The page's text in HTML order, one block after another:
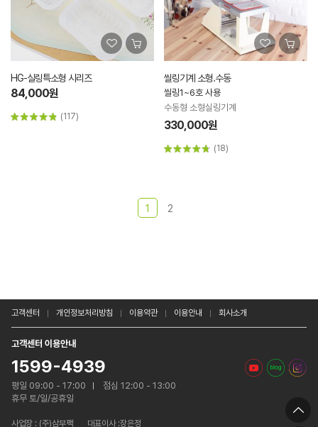
HG-실링특소형 시리즈
84,000원
(117)
씰링기계 소형.수동
씰링1~6호 사용
수동형 소형실링기계
330,000원
(18)
1 2
고객센터 개인정보처리방침 이용약관 이용안내 회사소개
고객센터 이용안내
1599-4939
평일 09:00 - 17:00
점심 12:00 - 13:00
휴무 토/일/공휴일
사업장 : (주)삼부팩 대표이사 :장은정